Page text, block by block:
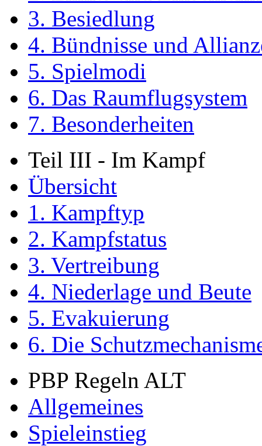
3. Besiedlung
4. Bündnisse und
5. Spielmodi
6. Das Raumflugsystem
7. Besonderheiten
Teil III - Im Kampf
Übersicht
1. Kampftyp
2. Kampfstatus
3. Vertreibung
4. Niederlage und Beute
5. Evakuierung
6. Die
PBP Regeln ALT
Allgemeines
Spieleinstieg